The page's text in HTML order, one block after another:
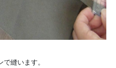
縫います。